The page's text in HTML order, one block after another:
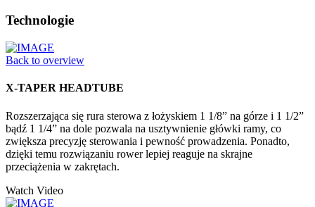
Technologie
Back to overview
X-TAPER HEADTUBE
Rozszerzająca się rura sterowa z łożyskiem 1 1/8” na górze i 1 1/2”
bądź 1 1/4” na dole pozwala na usztywnienie główki ramy, co
zwiększa precyzję sterowania i pewność prowadzenia. Ponadto,
dzięki temu rozwiązaniu rower lepiej reaguje na skrajne
przeciążenia w zakrętach.
Watch Video